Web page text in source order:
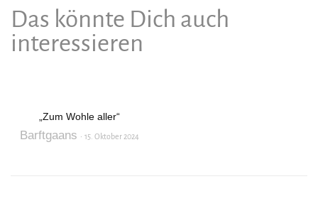
Das könnte Dich auch
interessieren
„Zum Wohle aller“
Barftgaans 15. Oktober 2024